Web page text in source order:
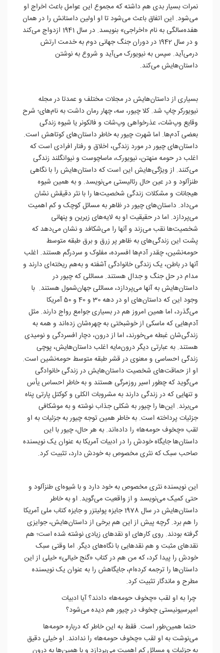
نمرات بسیار بدی هم داشته که مجموع این عوامل باعث اخراج او
می‌شود. این اتفاق باعث می‌شود تا او اولین داستانش را در همان
هفده‌سالگی به نام «اخراجی» بنویسد. در سال 1941 ازدواج می‌کند
و در سال 1942 در دوران جنگ جهانی دوم به خدمت ارتش
درمی‌آید. سپس به نیویورک می‌آید و شروع به نوشتن
داستان‌هایش می‌کند.
بسیاری از داستان‌هایش در مجلات مختلف و عمدتا در مجله
نیویورکر چاپ شد. کلا چیور، سه، چهار رمان داشت به نام‌های؛ شرح
وقایع وپ‌شات، عذرخواهی وپ‌شات و فالکونر یا شیوه زندگی
بعضی آدم‌ها. اما شهرت چیور به خاطر داستان‌‌های کوتاهش است.
داستان‌های چیور در مورد زندگی، اخلاق و رفتار افرادی است که
اغلب در حومه منهتن، نیویورک، ماساچوست و نیوانگلند زندگی
می‌کنند. از ویژگی‌هایش این است که داستان‌هایش را با نگاهی
طنزآلود و در عین حال رئالیستی می‌نویسد. و به همین شیوه
هیجانات و مشکلات زندگی شخصیت‌ها را با نثر دقیقش نشان
می‌داد. داستان‌های چیور در ظاهر به مسائل کوچک و کم اهمیت
می‌پردازد. اما در حقیقیت او به لایه‌های زیرین و پنهانی
شخصیت‌ها نقب می‌زند و آنها را می‌شکافد و نشان می‌دهد که
پشت این زندگی‌های به ظاهر پر زرق و برق‌ طبقه متوسط
حومه‌نشین، چقدر آدم‌ها افسرده، مفلوک و سردرگم هستند. اغلب
آنها در باطن، یک زندگی خانوادگی آشفته و به‌هم ریخته‌ای دارند و
مدام در حل جنگ و جدال هستند. مسائلی که چیور در
داستان‌هایش به آنها می‌پردازد، مسائلی جهان‌شمول هستند. با
وجود این که داستان‌های او در دهه 30 و 40 و 50 آمریکا
می‌گذرد، اما همین امروز هم در بسیاری جوامع رواج دارند. مثل
آدم‌هایی که ماسکی از خوشبختی به چهره‌شان زده‌اند و همه به
زندگی‌شان غبطه می‌خورند، اما از درون، دچار افسردگی و نومیدی
هستند. به عبارتی دیگر درون‌مایه اغلب داستان‌هایش، پوچی
زندگی احساسی و معنوی در قشر طبقه متوسط حومه‌نشین است.
او از حماقت‌‌های شخصیت داستان‌هایش در زندگی خانوادگی
می‌گوید که چطور اسیر روزمرگی هستند و به خاطر احساس یأس
و تنهایی که در زندگی دارند به مشروبات الکلی و کوکتل پارتی پناه
می‌برند. این‌ها را چیور به شکلی جذاب نوشته و به موشکافی
جزئیات پرداخته است. به خاطر همین توجه چیور به جزئیات به او
لقب «چخوف حومه‌ها» را داده‌اند. به هر حال، چیور با این
داستان‌ها جایگاه خودش را در ادبیات آمریکا به عنوان یک نویسنده
صاحب سبک که نثری مخصوص به خودش دارد، تثبیت کرد.
این نویسنده نثری مخصوص به خود دارد و با شیوه‌ای طنزآلود و
حتی کمیک می‌نویسد و از واقعیت می‌گوید. او به خاطر
داستان‌هایش در سال 1978 جایزه پولیتزر و جایزه کتاب ملی آمریکا
را هم برد. گرچه پیش از این هم برخی از داستان‌هایش، جوایزی
گرفته بودند. روی کارهای او نقدهای زیادی نوشته شده است؛ هم
نقدهای مثبت و هم نقدهایی با نگاه‌های دیگر. اما وقتی سبک
خودش را پیدا کرد، که من هم در کتاب «گنج خیالی» خیلی از این
داستان‌ها را ترجمه کرده‌ام، جایگاهش را به عنوان یک نویسنده
مطرح و ماندگار تثبیت کرد.
چرا به او لقب «چخوف حومه‌ها» دادند؟ آیا ادبیات
امپرسیونیستی چخوف در چیور هم دیده می‌شود؟
حتما همین‌طور است. فقط به این خاطر که درباره حومه‌ها
می‌نوشت به او لقب «چخوف حومه‌ها» را ندادند. او خیلی دقیق
به جزئیات و مسائل کم اهمیت می‌پردازد و با همین‌ها به درون